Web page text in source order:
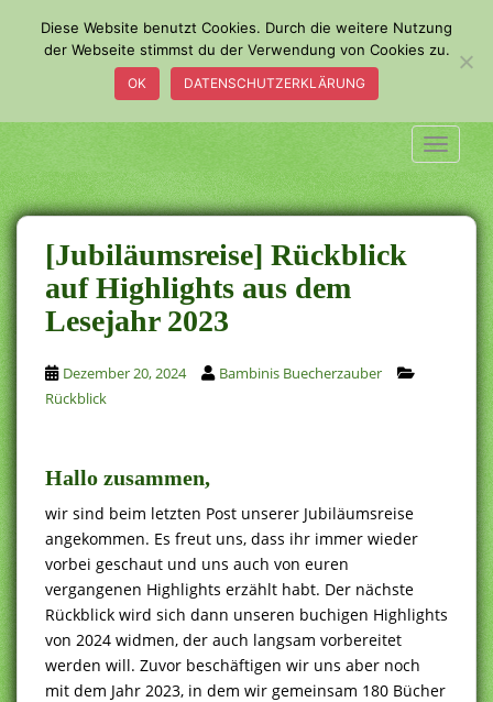
o
m
a
i
n
c
o
n
t
e
n
t
[Jubiläumsreise] Rückblick
auf Highlights aus dem
Lesejahr 2023
Dezember 20, 2024
Bambinis Buecherzauber
Rückblick
Hallo zusammen,
wir sind beim letzten Post unserer Jubiläumsreise
angekommen. Es freut uns, dass ihr immer wieder
vorbei geschaut und uns auch von euren
vergangenen Highlights erzählt habt. Der nächste
Rückblick wird sich dann unseren buchigen Highlights
von 2024 widmen, der auch langsam vorbereitet
werden will. Zuvor beschäftigen wir uns aber noch
mit dem Jahr 2023, in dem wir gemeinsam 180 Bücher
Diese Website benutzt Cookies. Durch die weitere Nutzung
der Webseite stimmst du der Verwendung von Cookies zu.
OK DATENSCHUTZERKLÄRUNG